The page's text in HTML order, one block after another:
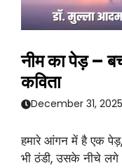
नीम का पेड़ –
कविता
December 31, 2025
हमारे आंगन में है एक पेड़,
भी ठंडी, उसके नीचे लगे